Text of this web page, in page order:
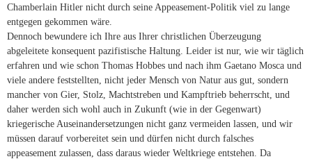
Chamberlain Hitler nicht durch seine Appeasement-Politik viel zu lange
entgegen gekommen wäre.
Dennoch bewundere ich Ihre aus Ihrer christlichen Überzeugung
abgeleitete konsequent pazifistische Haltung. Leider ist nur, wie wir täglich
erfahren und wie schon Thomas Hobbes und nach ihm Gaetano Mosca und
viele andere feststellten, nicht jeder Mensch von Natur aus gut, sondern
mancher von Gier, Stolz, Machtstreben und Kampftrieb beherrscht, und
daher werden sich wohl auch in Zukunft (wie in der Gegenwart)
kriegerische Auseinandersetzungen nicht ganz vermeiden lassen, und wir
müssen darauf vorbereitet sein und dürfen nicht durch falsches
appeasement zulassen, dass daraus wieder Weltkriege entstehen. Da